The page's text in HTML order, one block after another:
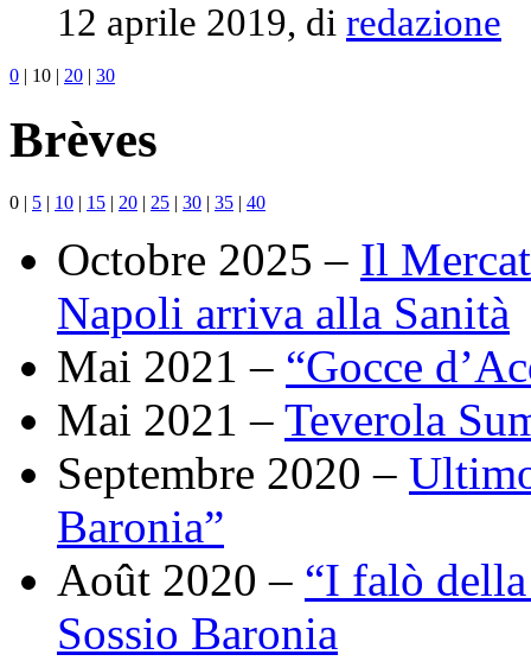
12 aprile 2019, di redazione
0 | 10 | 20 | 30
Brèves
0 | 5 | 10 | 15 | 20 | 25 | 30 | 35 | 40
Octobre 2025 – Il
Napoli arriva alla Sanità
Mai 2021 – “Gocce
Mai 2021 – Teverola
Septembre 2020 –
Baronia”
Août 2020 – “I falò
Sossio Baronia